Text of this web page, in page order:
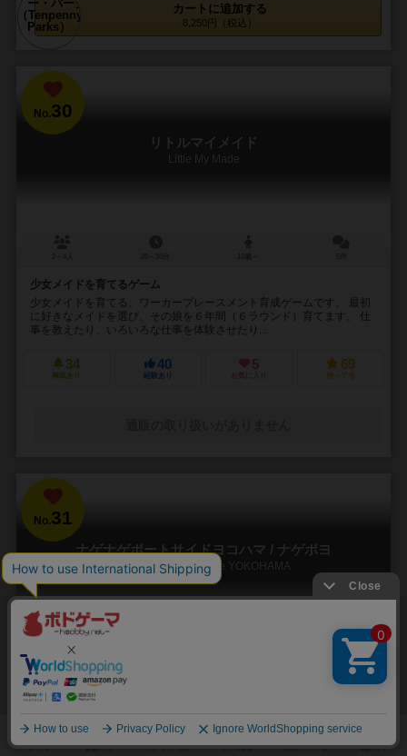
カートに追加する
8,250円（税込）
No.30
リトルマイメイド
Little My Made
少女メイドを育てるゲーム
少女メイドを育てる、ワーカープレースメント育成ゲームです。 最初
に好きなメイドを選び、その娘を６年間（６ラウンド）育てます。 仕
事を教えたり、いろいろな仕事を体験させたり...
34
興味あり
40
経験あり
5
お気に入り
69
持ってる
No.31
ナゲナゲポートサイドヨコハマ / ナゲポヨ
Nage x Nage Portside YOKOHAMA
2～6人
DJになって1台しか無いターンテーブルを奪い合う、パーティ&アクシ
ョンゲーム！
プレイヤーはヨコハマのダンスクラブのDJとして今夜も激しいDJバト
ルに挑みます。使えるターンテーブルは1台しかないので、フロアから
のリスエストカードに素早く正確に応えなければ...